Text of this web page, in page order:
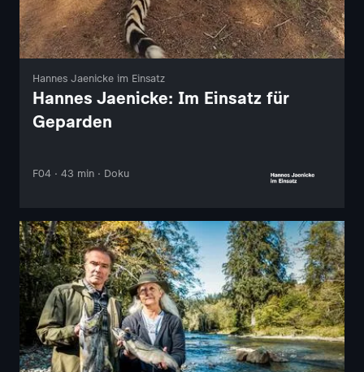
Hannes Jaenicke im Einsatz
Hannes Jaenicke: Im Einsatz für
Geparden
F04 · 43 min · Doku